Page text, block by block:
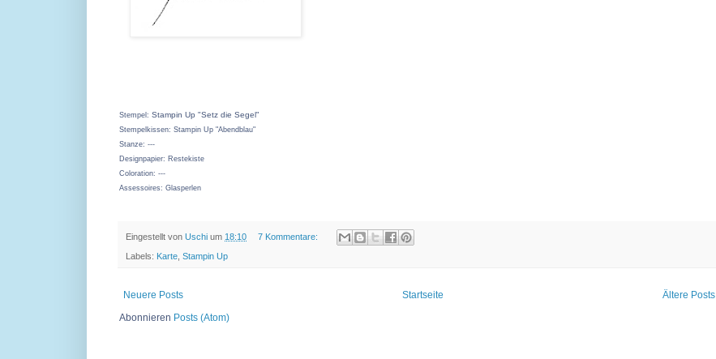
Stempel: Stampin Up "Setz die Segel"
Stempelkissen: Stampin Up "Abendblau"
Stanze: ---
Designpapier: Restekiste
Coloration: ---
Assessoires: Glasperlen
Eingestellt von Uschi um 18:10 7 Kommentare:
Labels: Karte, Stampin Up
Neuere Posts Ältere Posts
Startseite
Abonnieren Posts (Atom)